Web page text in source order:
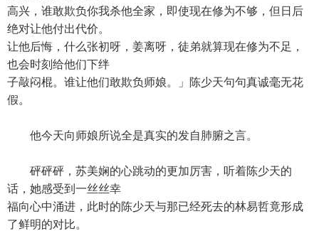
高兴，谁敢欺负你我杀他全家，即使现在修为不够，但日后
绝对让他付出代价。
让他后悔，什么张初呀，姜离呀，徒弟就算现在修为不足，
也会时刻给他们下绊
子敲闷棍。谁让他们敢欺负师娘。」陈少天句句真诚毫无花
假。
他今天向师娘所说全是真实的发自肺腑之言。
砰砰砰，苏美娴的心跳动的更加厉害，听着陈少天的
话，她感受到一丝丝幸
福向心中涌进，此时的陈少天与那已经死去的林易哲竟形成
了鲜明的对比。